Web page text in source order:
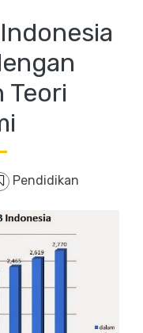
Teori
Pendidikan